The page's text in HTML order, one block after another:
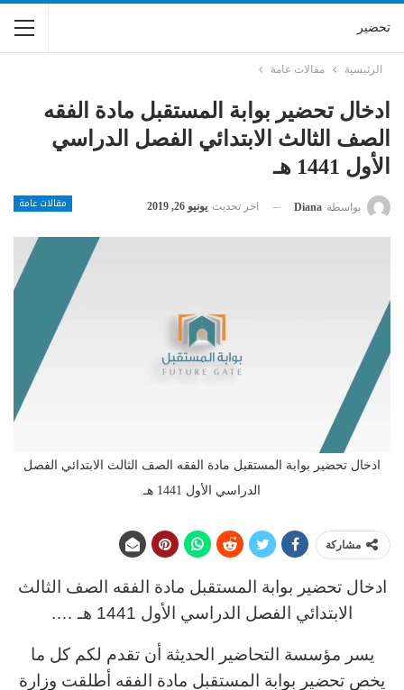
تحضير
الرئيسية مقالات عامة
ادخال تحضير بوابة المستقبل مادة الفقه
الصف الثالث الابتدائي الفصل الدراسي
الأول 1441 هـ
مقالات عامة بواسطة Diana اخر تحديث يونيو 26, 2019
ادخال تحضير بوابة المستقبل مادة الفقه الصف الثالث الابتدائي الفصل
الدراسي الأول 1441 هـ
مشاركة
ادخال تحضير بوابة المستقبل مادة الفقه الصف الثالث
الابتدائي الفصل الدراسي الأول 1441 هـ ….
يسر مؤسسة التحاضير الحديثة أن تقدم لكم كل ما
يخص تحضير بوابة المستقبل مادة الفقه أطلقت وزارة